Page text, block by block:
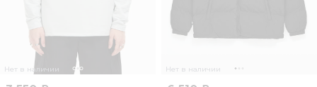
Нет в наличии Нет в наличии